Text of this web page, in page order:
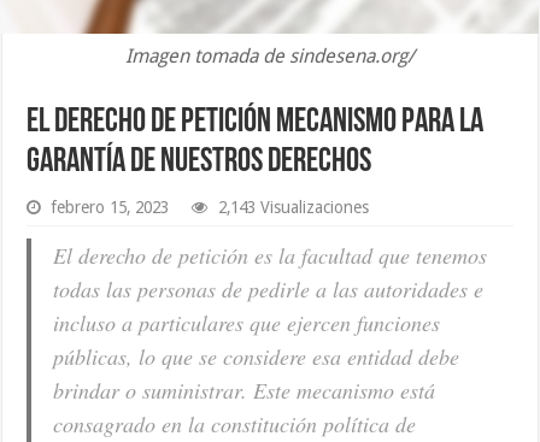
Imagen tomada de sindesena.org/
El derecho de petición mecanismo para la
garantía de nuestros derechos
febrero 15, 2023 2,143 Visualizaciones
El derecho de petición es la facultad que tenemos
todas las personas de pedirle a las autoridades e
incluso a particulares que ejercen funciones
públicas, lo que se considere esa entidad debe
brindar o suministrar. Este mecanismo está
consagrado en la constitución política de